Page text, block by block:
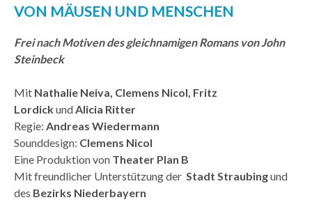
VON MÄUSEN UND MENSCHEN
Frei nach Motiven des gleichnamigen Romans von John
Steinbeck
Mit Nathalie Neiva, Clemens Nicol, Fritz
LordickundAlicia Ritter
Regie: Andreas Wiedermann
Sounddesign: Clemens Nicol
Eine Produktion von Theater Plan B
Mit freundlicher Unterstützung der Stadt Straubingund
des Bezirks Niederbayern